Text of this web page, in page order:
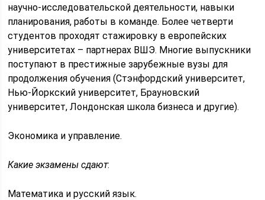
научно-исследовательской деятельности, навыки
планирования, работы в команде. Более четверти
студентов проходят стажировку в европейских
университетах – партнерах ВШЭ. Многие выпускники
поступают в престижные зарубежные вузы для
продолжения обучения (Стэнфордский университет,
Нью-Йоркский университет, Брауновский
университет, Лондонская школа бизнеса и другие).
Экономика и управление.
Какие экзамены сдают:
Математика и русский язык.